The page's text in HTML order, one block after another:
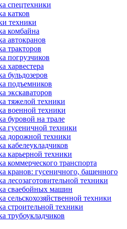
спецтехники
катков
техники
комбайна
автокранов
тракторов
погрузчиков
харвестера
бульдозеров
подъемников
экскаваторов
тяжелой техники
военной техники
буровой на трале
гусеничной техники
дорожной техники
кабелеукладчиков
карьерной техники
коммерческого транспорта
кранов: гусеничного, башенного
лесозаготовительной техники
сваебойных машин
сельскохозяйственной техники
строительной техники
трубоукладчиков